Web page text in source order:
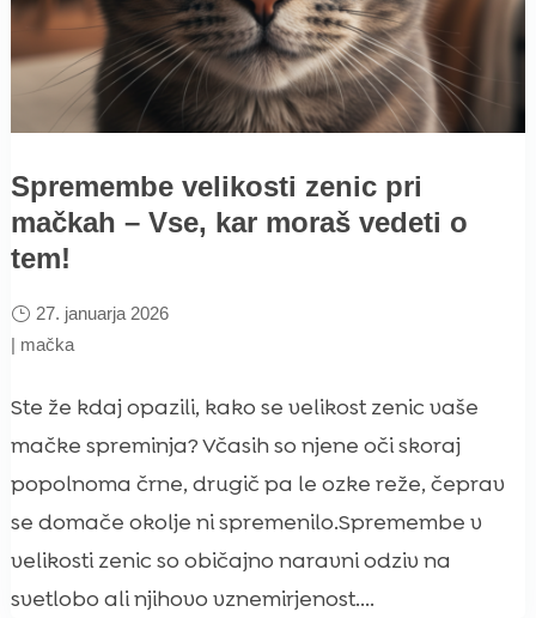
Spremembe velikosti zenic pri
mačkah – Vse, kar moraš vedeti o
tem!
27. januarja 2026
| mačka
Ste že kdaj opazili, kako se velikost zenic vaše
mačke spreminja? Včasih so njene oči skoraj
popolnoma črne, drugič pa le ozke reže, čeprav
se domače okolje ni spremenilo.Spremembe v
velikosti zenic so običajno naravni odziv na
svetlobo ali njihovo vznemirjenost....